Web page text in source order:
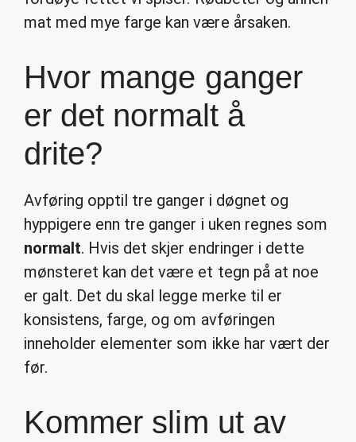
mat med mye farge kan være årsaken.
Hvor mange ganger
er det normalt å
drite?
Avføring opptil tre ganger i døgnet og
hyppigere enn tre ganger i uken regnes som
normalt. Hvis det skjer endringer i dette
mønsteret kan det være et tegn på at noe
er galt. Det du skal legge merke til er
konsistens, farge, og om avføringen
inneholder elementer som ikke har vært der
før.
Kommer slim ut av